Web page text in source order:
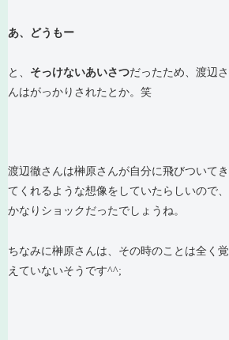
あ、どうもー
と、 そっけないあいさつだったため、渡辺さ
んはがっかりされたとか。笑
渡辺徹さんは榊原さんが自分に飛びついてき
てくれるような想像をしていたらしいので、
かなりショックだったでしょうね。
ちなみに榊原さんは、その時のことは全く覚
えていないそうです^^;